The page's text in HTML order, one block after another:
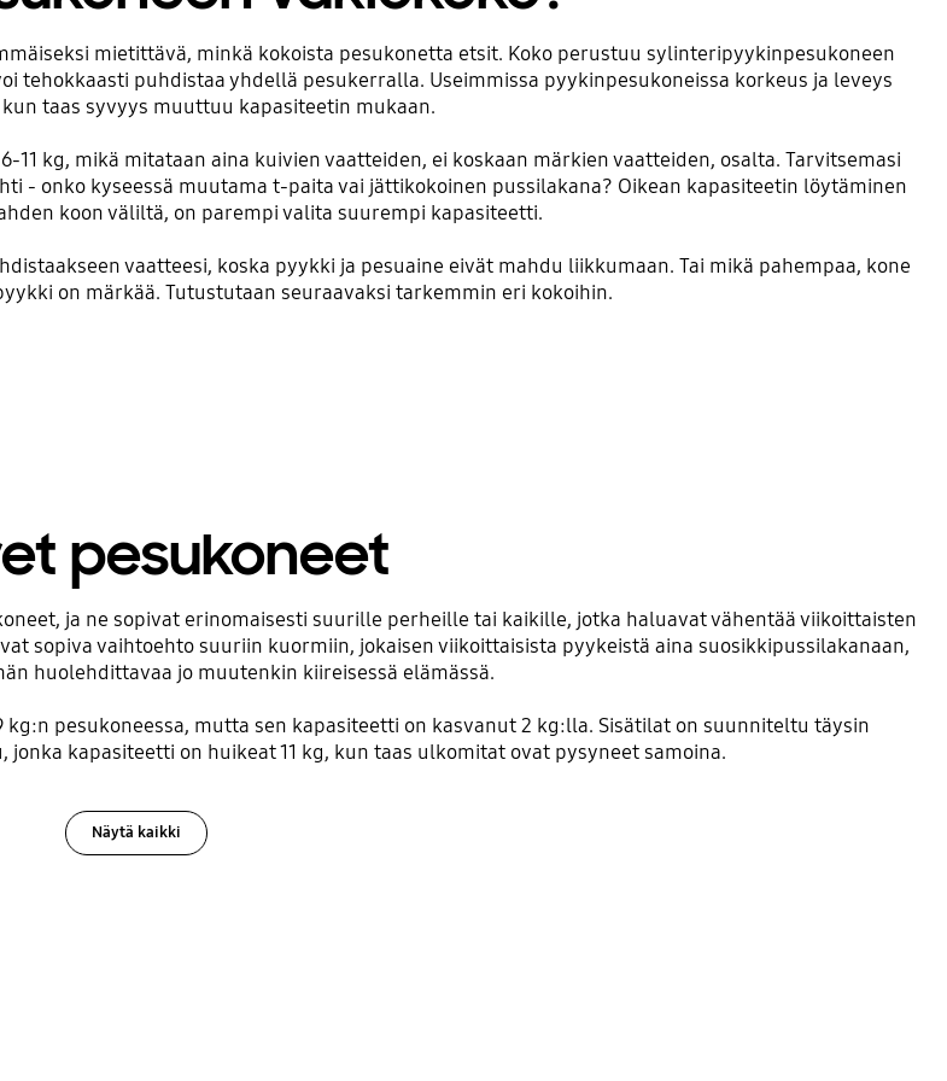
mietittävä, minkä kokoista pesukonetta etsit. Koko perustuu sylinteripyykinpesukoneen
tehokkaasti puhdistaa yhdellä pesukerralla. Useimmissa pyykinpesukoneissa korkeus ja leveys
taas syvyys muuttuu kapasiteetin mukaan.
kg, mikä mitataan aina kuivien vaatteiden, ei koskaan märkien vaatteiden, osalta. Tarvitsemasi
- onko kyseessä muutama t-paita vai jättikokoinen pussilakana? Oikean kapasiteetin löytäminen
koon väliltä, on parempi valita suurempi kapasiteetti.
vaatteesi, koska pyykki ja pesuaine eivät mahdu liikkumaan. Tai mikä pahempaa, kone
on märkää. Tutustutaan seuraavaksi tarkemmin eri kokoihin.
pesukoneet
ja ne sopivat erinomaisesti suurille perheille tai kaikille, jotka haluavat vähentää viikoittaisten
sopiva vaihtoehto suuriin kuormiin, jokaisen viikoittaisista pyykeistä aina suosikkipussilakanaan,
huolehdittavaa jo muutenkin kiireisessä elämässä.
kg:n pesukoneessa, mutta sen kapasiteetti on kasvanut 2 kg:lla. Sisätilat on suunniteltu täysin
kapasiteetti on huikeat 11 kg, kun taas ulkomitat ovat pysyneet samoina.
Näytä kaikki